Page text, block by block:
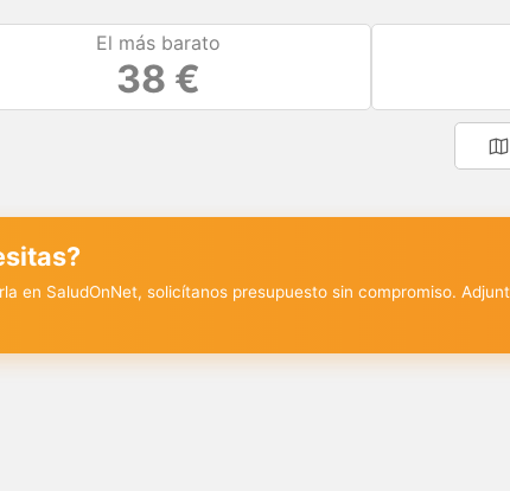
El más barato
38 €
en SaludOnNet, solicítanos presupuesto sin compromiso.